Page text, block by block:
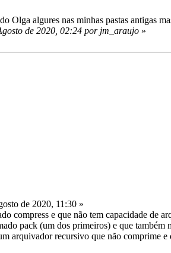
Olga algures nas minhas pastas antigas
de 2020, 02:24 por jm_araujo »
de 2020, 11:30 »
compress e que não tem capacidade de
pack (um dos primeiros) e que também
arquivador recursivo que não comprime